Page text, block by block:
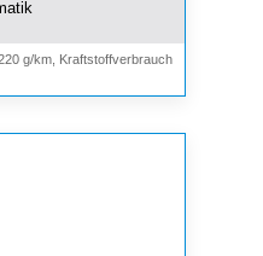
g/km, Kraftstoffverbrauch